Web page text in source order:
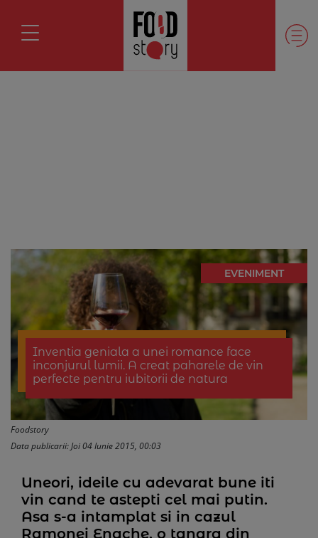
EVENIMENT
Inventia geniala a unei romance face
inconjurul lumii. A creat paharele de vin
perfecte pentru iubitorii de natura
Foodstory
Data publicarii: Joi 04 Iunie 2015, 00:03
Uneori, ideile cu adevarat bune iti
vin cand te astepti cel mai putin.
Asa s-a intamplat si in cazul
Ramonei Enache, o tanara din